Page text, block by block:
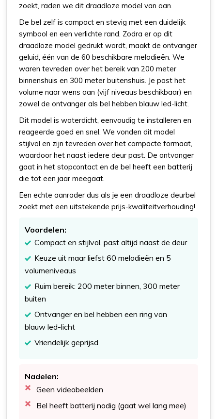
zoekt, raden we dit draadloze model van aan.
De bel zelf is compact en stevig met een duidelijk
symbool en een verlichte rand. Zodra er op dit
draadloze model gedrukt wordt, maakt de ontvanger
geluid, één van de 60 beschikbare melodieën. We
waren tevreden over het bereik van 200 meter
binnenshuis en 300 meter buitenshuis. Je past het
volume naar wens aan (vijf niveaus beschikbaar) en
zowel de ontvanger als bel hebben blauw led-licht.
Dit model is waterdicht, eenvoudig te installeren en
reageerde goed en snel. We vonden dit model
stijlvol en zijn tevreden over het compacte formaat,
waardoor het naast iedere deur past. De ontvanger
gaat in het stopcontact en de bel heeft een batterij
die tot een jaar meegaat.
Een echte aanrader dus als je een draadloze deurbel
zoekt met een uitstekende prijs-kwaliteitverhouding!
Voordelen:
Compact en stijlvol, past altijd naast de deur
Keuze uit maar liefst 60 melodieën en 5
volumeniveaus
Ruim bereik: 200 meter binnen, 300 meter
buiten
Ontvanger en bel hebben een ring van
blauw led-licht
Vriendelijk geprijsd
Nadelen:
Geen videobeelden
Bel heeft batterij nodig (gaat wel lang mee)